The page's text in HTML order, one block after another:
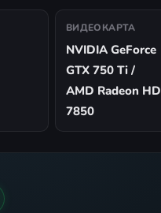
ВИДЕОКАРТА
NVIDIA GeForce
GTX 750 Ti /
AMD Radeon HD
7850